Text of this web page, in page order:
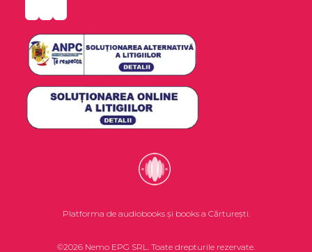
Platforma de audiobooks și books a Cărturești.
©2026 Nemo EPG SRL. Toate drepturile rezervate.